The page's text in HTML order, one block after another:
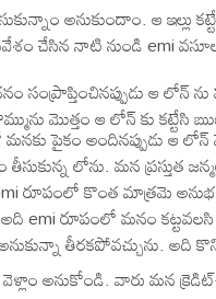
అనుకుందాం. ఆ ఇల్లు
చేసిన నాటి నుండి emi
సంప్రాప్తించినప్పుడు ఆ లోన్
మొత్తం ఆ లోన్ కు
పైకం అందినప్పుడు ఆ
లోను. మన ప్రస్తుత
రూపంలో కొంత మాత్రమె
emi రూపంలో మనం కట్టవలసి
తీరకపోవచ్చును. అది
వెళ్లాం అనుకోండి. వారు మన